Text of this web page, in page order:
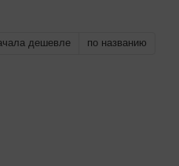
дешевле по названию